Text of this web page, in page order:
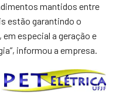
mantidos entre
estão garantindo o
especial a geração e
informou a empresa.